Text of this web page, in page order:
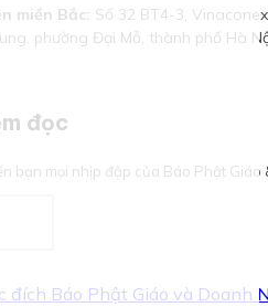
miền Bắc: Số 32 BT4-3,
phường Đại Mỗ, thành phố Hà
đọc
bạn mọi nhịp đập của Báo Phật Giáo
đích Báo Phật Giáo và Doanh